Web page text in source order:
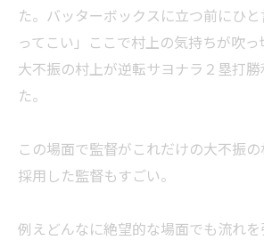
た。バッターボックスに立つ前にひ
ってこい」ここで村上の気持ちが吹っ
大不振の村上が逆転サヨナラ２塁打
た。
この場面で監督がこれだけの大不振
採用した監督もすごい。
例えどんなに絶望的な場面でも流れ